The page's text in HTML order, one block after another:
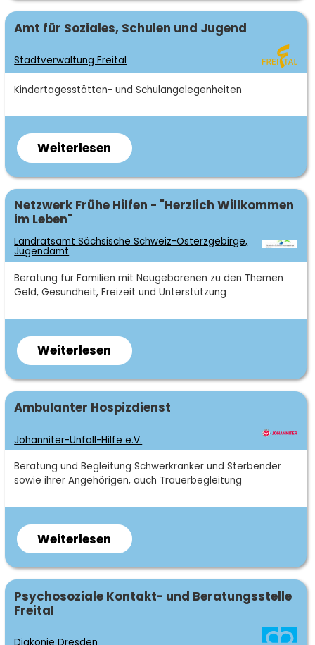
Vernetzung sozialer Arbeit
Initiierung und Begleitung thematischer
Netzwerke
gemeinwesenorientierte Sozialarbeit in
Zur persönlichen Beratung oder bei
Fragen können Sie sich bei uns melden
oder unserKontaktformularbenutzen:
Dienstag 14 bis 18 Uhr
Donnerstag 10 bis 12 Uhr
gerne auch nach Vereinbarung
Team:
Ines Ackermann
Jessica Mühlbach
Rico Hanke
Sozialer
Dienst,
Freital
und
Jugendhilfeverbund
e.V.
Fachgebiet
Amt für Soziales, Schulen und Jugend
Stadtverwaltung Freital
Kurzbeschreibung
Kindertagesstätten- und Schulangelegenheiten
Weiterlesen über
Stadtverwaltung
Freital
Fachgebiet
Netzwerk Frühe Hilfen - "Herzlich Willkommen
im Leben"
Landratsamt Sächsische Schweiz-Osterzgebirge,
Jugendamt
Kurzbeschreibung
Beratung für Familien mit Neugeborenen zu den Themen
Geld, Gesundheit, Freizeit und Unterstützung
Weiterlesen über
Landratsamt
Sächsische
Schweiz-
Jugendamt
Fachgebiet
Ambulanter Hospizdienst
Johanniter-Unfall-Hilfe e.V.
Kurzbeschreibung
Beratung und Begleitung Schwerkranker und Sterbender
sowie ihrer Angehörigen, auch Trauerbegleitung
Weiterlesen über
Johanniter-
Unfall-
Hilfe
Fachgebiet
Psychosoziale Kontakt- und Beratungsstelle
Freital